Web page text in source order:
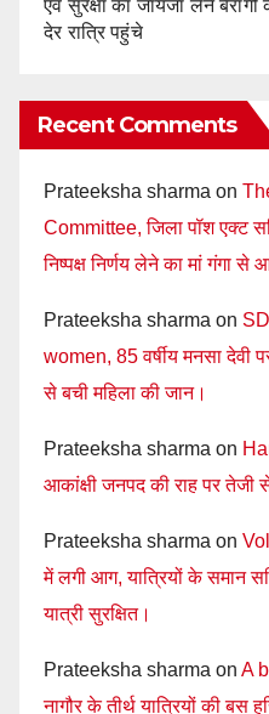
एवं सुरक्षा का जायजा लेने
देर रात्रि पहुंचे
Recent Comments
Prateeksha sharma on
Committee, जिला पॉश एक्ट
निष्पक्ष निर्णय लेने का मां गंगा से
Prateeksha sharma on
women, 85 वर्षीय मनसा देवी
से बची महिला की जान।
Prateeksha sharma on
आकांक्षी जनपद की राह पर तेजी
Prateeksha sharma on
में लगी आग, यात्रियों के समान
यात्री सुरक्षित।
Prateeksha sharma on A
नागौर के तीर्थ यात्रियों की बस